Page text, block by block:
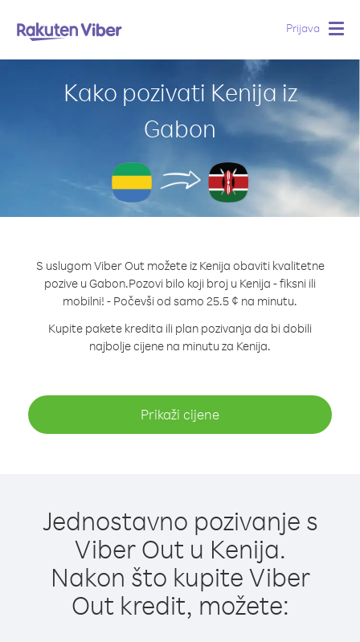
Prijava
Kako pozivati Kenija iz
Gabon
S uslugom Viber Out možete iz Kenija obaviti kvalitetne
pozive u Gabon.Pozovi bilo koji broj u Kenija - fiksni ili
mobilni! - Počevši od samo 25.5 ¢ na minutu.
Kupite pakete kredita ili plan pozivanja da bi dobili
najbolje cijene na minutu za Kenija.
Prikaži cijene
Jednostavno pozivanje s
Viber Out u Kenija.
Nakon što kupite Viber
Out kredit, možete: